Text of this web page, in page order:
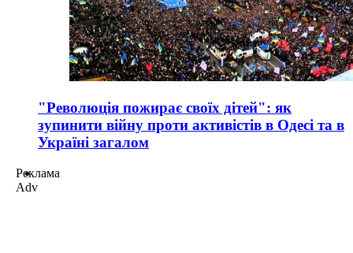
"Революція пожирає своїх дітей": як
зупинити війну проти активістів в Одесі та в
Україні загалом
Реклама
Adv